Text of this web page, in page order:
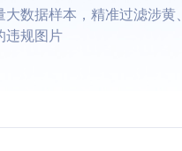
数据样本，精准过滤涉黄
违规图片